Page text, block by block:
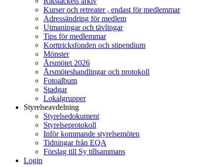
Kurser och retreater , endast för medlemmar
Adressändring för medlem
Utmaningar och tävlingar
Tips för medlemmar
Korttricksfonden och stipendium
Mönster
Årsmötet 2026
Årsmöteshandlingar och protokoll
Fotoalbum
Stadgar
Lokalgrupper
Styrelseavdelning
Styrelsedokument
Styrelseprotokoll
Inför kommande styrelsemöten
Tidningar från EQA
Förslag till Sy tillsammans
Login